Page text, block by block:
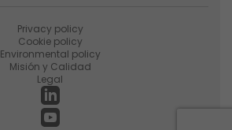
Privacy policy
Cookie policy
Environmental policy
Misión y Calidad
Legal